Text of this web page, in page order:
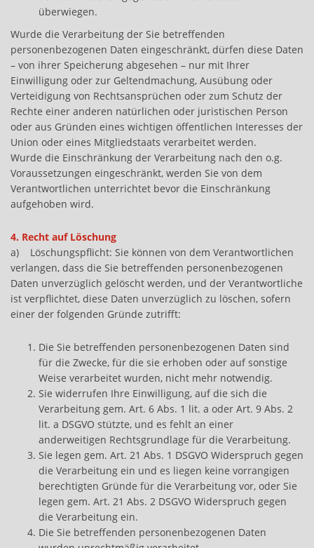
überwiegen.
Wurde die Verarbeitung der Sie betreffenden
personenbezogenen Daten eingeschränkt, dürfen diese Daten
– von ihrer Speicherung abgesehen – nur mit Ihrer
Einwilligung oder zur Geltendmachung, Ausübung oder
Verteidigung von Rechtsansprüchen oder zum Schutz der
Rechte einer anderen natürlichen oder juristischen Person
oder aus Gründen eines wichtigen öffentlichen Interesses der
Union oder eines Mitgliedstaats verarbeitet werden.
Wurde die Einschränkung der Verarbeitung nach den o.g.
Voraussetzungen eingeschränkt, werden Sie von dem
Verantwortlichen unterrichtet bevor die Einschränkung
aufgehoben wird.
4. Recht auf Löschung
a) Löschungspflicht: Sie können von dem Verantwortlichen
verlangen, dass die Sie betreffenden personenbezogenen
Daten unverzüglich gelöscht werden, und der Verantwortliche
ist verpflichtet, diese Daten unverzüglich zu löschen, sofern
einer der folgenden Gründe zutrifft:
Die Sie betreffenden personenbezogenen Daten sind
für die Zwecke, für die sie erhoben oder auf sonstige
Weise verarbeitet wurden, nicht mehr notwendig.
Sie widerrufen Ihre Einwilligung, auf die sich die
Verarbeitung gem. Art. 6 Abs. 1 lit. a oder Art. 9 Abs. 2
lit. a DSGVO stützte, und es fehlt an einer
anderweitigen Rechtsgrundlage für die Verarbeitung.
Sie legen gem. Art. 21 Abs. 1 DSGVO Widerspruch gegen
die Verarbeitung ein und es liegen keine vorrangigen
berechtigten Gründe für die Verarbeitung vor, oder Sie
legen gem. Art. 21 Abs. 2 DSGVO Widerspruch gegen
die Verarbeitung ein.
Die Sie betreffenden personenbezogenen Daten